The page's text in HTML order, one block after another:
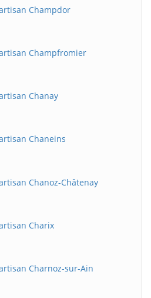
Champdor
Champfromier
Chanay
Chaneins
Chanoz-Châtenay
Charix
Charnoz-sur-Ain